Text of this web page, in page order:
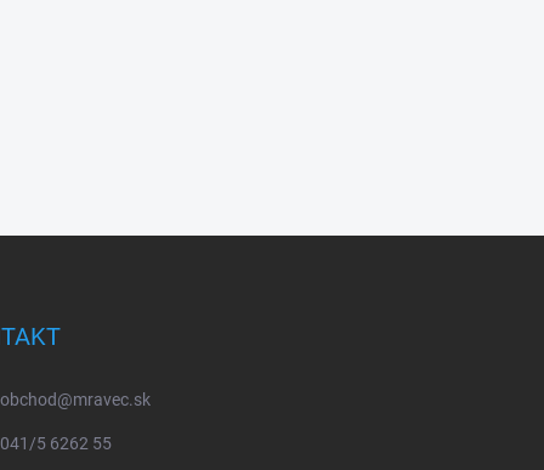
obchod@mravec.sk
041/5 6262 55